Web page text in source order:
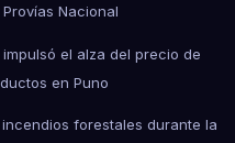
Nacional
el alza del precio de
en Puno
forestales durante la